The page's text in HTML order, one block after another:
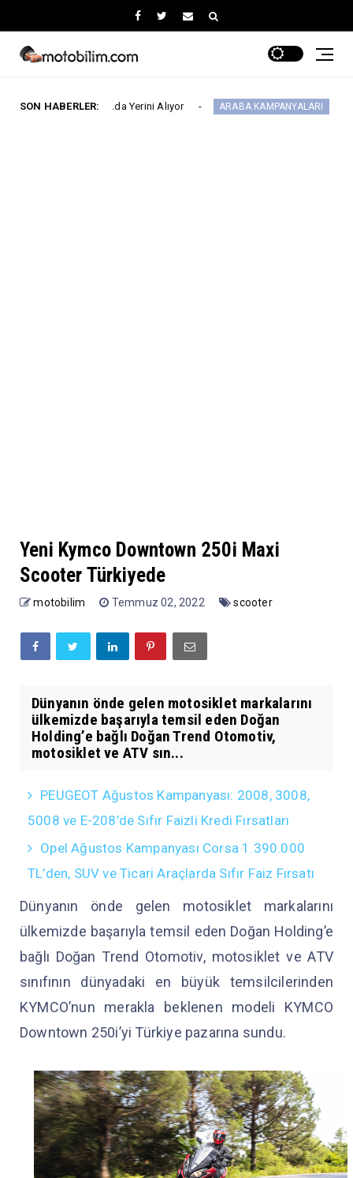
SON HABERLER:
Yerini Alıyor ARABA KAMPANYALARI MG 2.290.000
Yeni Kymco Downtown 250i Maxi
Scooter Türkiyede
motobilim Temmuz 02, 2022 scooter
Dünyanın önde gelen motosiklet markalarını
ülkemizde başarıyla temsil eden Doğan
Holding’e bağlı Doğan Trend Otomotiv,
motosiklet ve ATV sın...
PEUGEOT Ağustos Kampanyası: 2008, 3008,
5008 ve E-208’de Sıfır Faizli Kredi Fırsatları
Opel Ağustos Kampanyası Corsa 1.390.000
TL’den, SUV ve Ticari Araçlarda Sıfır Faiz Fırsatı
Dünyanın önde gelen motosiklet markalarını
ülkemizde başarıyla temsil eden Doğan Holding’e
bağlı Doğan Trend Otomotiv, motosiklet ve ATV
sınıfının dünyadaki en büyük temsilcilerinden
KYMCO’nun merakla beklenen modeli KYMCO
Downtown 250i’yi Türkiye pazarına sundu.